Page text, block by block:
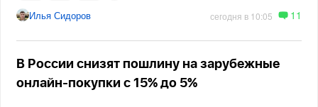
Илья Сидоров сегодня в 10:05 11
В России снизят пошлину на зарубежные
онлайн-покупки с 15% до 5%